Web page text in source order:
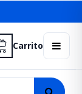
Carrito